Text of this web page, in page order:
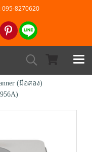
095-8270620
(มือสอง)